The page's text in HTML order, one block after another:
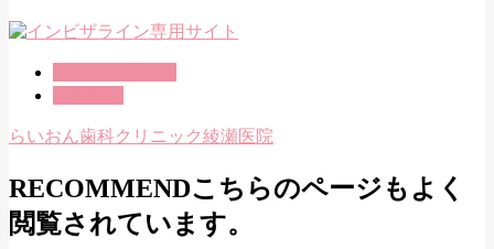
らいおん歯科クリニック綾瀬医院
RECOMMENDこちらのページもよく
閲覧されています。